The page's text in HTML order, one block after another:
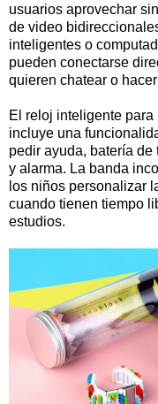
usuarios aprovechar
de video
inteligentes o
pueden conectarse
quieren chatear o
El reloj inteligente
incluye una
pedir ayuda, batería de
y alarma. La banda
los niños personalizar
cuando tienen tiempo
estudios.